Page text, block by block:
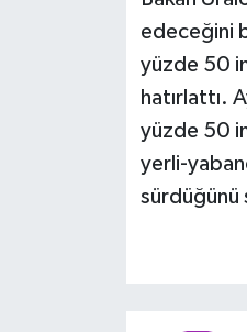
edeceğini
yüzde 50
hatırlattı.
yüzde 50
yerli-
sürdüğünü